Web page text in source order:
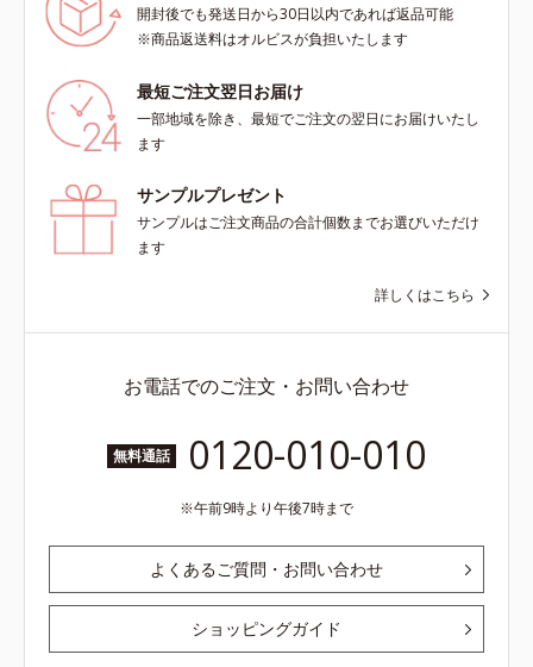
開封後でも発送日から30日以内であれば返品可能
※商品返送料はオルビスが負担いたします
最短ご注文翌日お届け
一部地域を除き、最短でご注文の翌日にお届けいたし
ます
サンプルプレゼント
サンプルはご注文商品の合計個数までお選びいただけ
ます
詳しくはこちら
お電話でのご注文・お問い合わせ
無料通話 0120-010-010
午前9時より午後7時まで
よくあるご質問・お問い合わせ
ショッピングガイド